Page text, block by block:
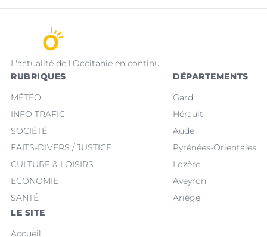
L'actualité de l'Occitanie en continu
RUBRIQUES
MÉTÉO
INFO TRAFIC
SOCIÉTÉ
FAITS-DIVERS / JUSTICE
CULTURE & LOISIRS
ECONOMIE
SANTÉ
DÉPARTEMENTS
Gard
Hérault
Aude
Pyrénées-Orientales
Lozère
Aveyron
Ariège
LE SITE
Accueil